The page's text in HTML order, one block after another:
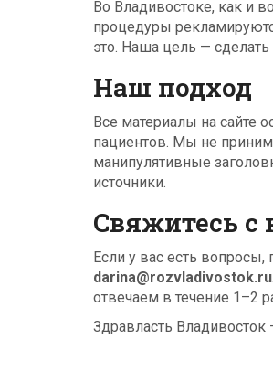
Во Владивостоке, как и
процедуры
это. Наша цель — сделать
Наш подход
Все материалы на сайте
пациентов. Мы не
манипулятивные
источники.
Свяжитесь с
Если у вас есть
darina@rozvladivostok.ru
отвечаем в течение 1–2
Здравласть Владивосток